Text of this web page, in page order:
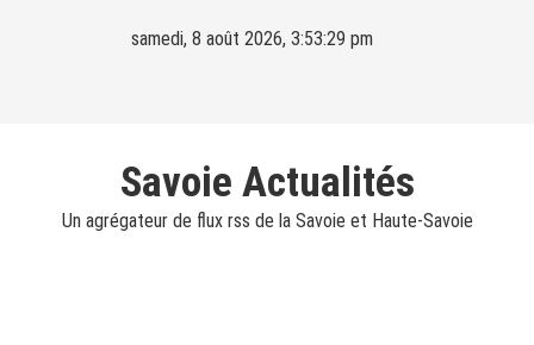
samedi, 8 août 2026, 3:53:31 pm
Savoie Actualités
Un agrégateur de flux rss de la Savoie et Haute-Savoie